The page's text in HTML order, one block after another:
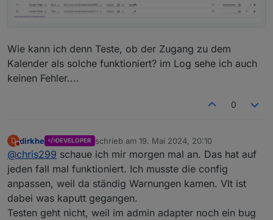
Wie kann ich denn Teste, ob der Zugang zu dem
Kalender als solche funktioniert? im Log sehe ich auch
keinen Fehler....
0
D
Nicht stören
dirkhe DEVELOPER schrieb am 19. Mai 2024, 20:10
zuletzt editiert von
@chris299 schaue ich mir morgen mal an. Das hat auf
jeden fall mal funktioniert. Ich musste die config
anpassen, weil da ständig Warnungen kamen. Vlt ist
dabei was kaputt gegangen.
Testen geht nicht, weil im admin adapter noch ein bug